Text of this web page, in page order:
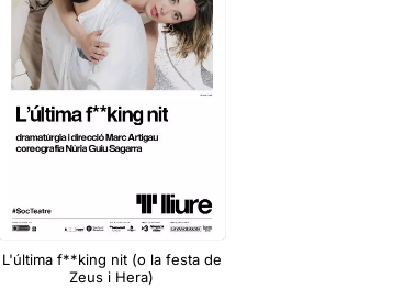
L'última f**king nit (o la festa de
Zeus i Hera)